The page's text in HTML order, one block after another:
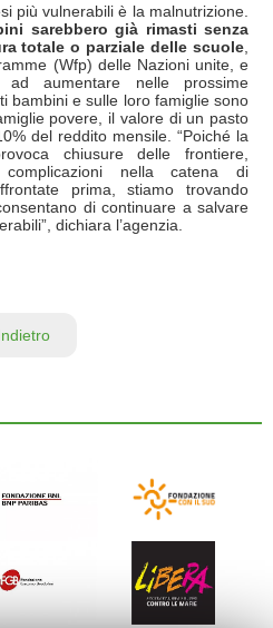
più vulnerabili è la malnutrizione.
sarebbero già rimasti senza
totale o parziale delle scuole
(Wfp) delle Nazioni unite, e
aumentare nelle prossime
bambini e sulle loro famiglie sono
povere, il valore di un pasto
del reddito mensile. “Poiché la
chiusure delle frontiere,
nella catena di
prima, stiamo trovando
di continuare a salvare
dichiara l’agenzia.